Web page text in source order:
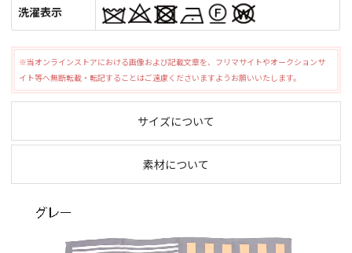
洗濯表示
※当オンラインストアにおける画像および記載文章を、フリマサイトやオークションサ
イト等へ無断転載・転記することはご遠慮くださいますようお願いいたします。
サイズについて
素材について